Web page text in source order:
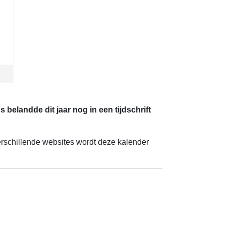
belandde dit jaar nog in een tijdschrift
websites wordt deze kalender